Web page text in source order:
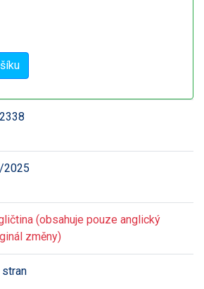
2025
(obsahuje pouze anglický
změny)